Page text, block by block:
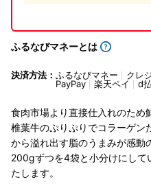
ふるなびマネーとは
決済方法： ふるなびマネー クレ
PayPay
楽天ペイ d
食肉市場より直接仕入れのため
椎葉牛のぷりぷりでコラーゲン
から溢れ出す脂のうまみが感動
200gずつを4袋と小分けにして
たします。